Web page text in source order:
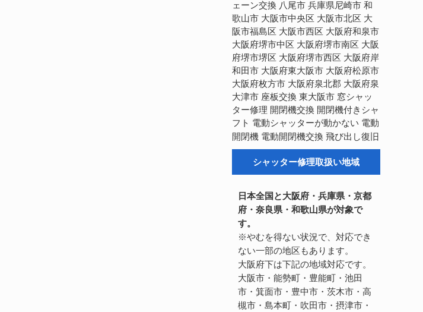
ェーン交換 八尾市 兵庫県尼崎市 和
歌山市 大阪市中央区 大阪市北区 大
阪市福島区 大阪市西区 大阪府和泉市
大阪府堺市中区 大阪府堺市南区 大阪
府堺市堺区 大阪府堺市西区 大阪府岸
和田市 大阪府東大阪市 大阪府松原市
大阪府枚方市 大阪府泉北郡 大阪府泉
大津市 座板交換 東大阪市 窓シャッ
ター修理 開閉機交換 開閉機付きシャ
フト 電動シャッターが動かない 電動
開閉機 電動開閉機交換 飛び出し復旧
シャッター修理取扱い地域
日本全国と大阪府・兵庫県・京都
府・奈良県・和歌山県が対象で
す。
※やむを得ない状況で、対応でき
ない一部の地区もあります。
大阪府下は下記の地域対応です。
大阪市・能勢町・豊能町・池田
市・箕面市・豊中市・茨木市・高
槻市・島本町・吹田市・摂津市・